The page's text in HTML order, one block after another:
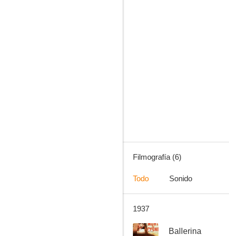
Filmografía (6)
Todo Sonido
1937
-- Ballerina